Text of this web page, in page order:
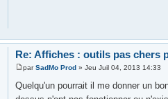
Re: Affiches : outils pas chers
parSadMo Prod» Jeu Juil 04, 2013 14:33
Quelqu'un pourrait il me donner un